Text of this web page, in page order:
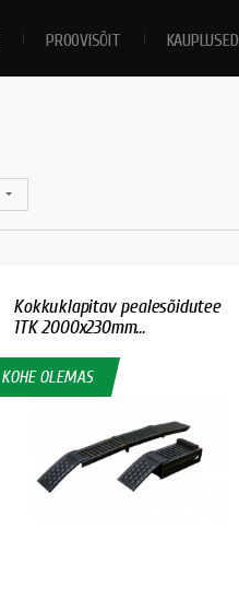
PROOVISÕIT KAUPLUSED
Kokkuklapitav pealesõidutee
1TK 2000x230mm...
KOHE OLEMAS